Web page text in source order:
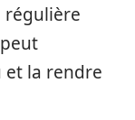
régulière
et la rendre